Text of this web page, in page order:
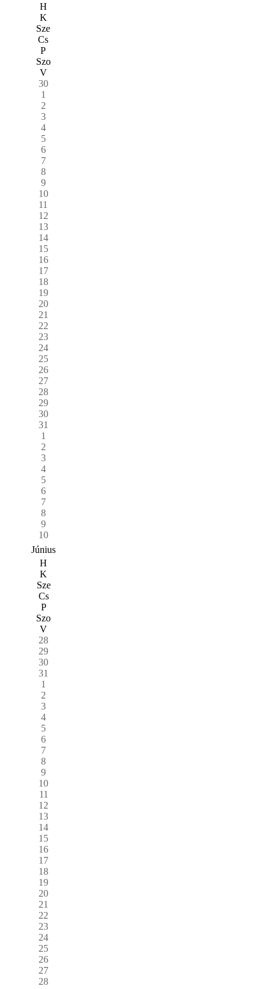
H
K
Sze
Cs
P
Szo
V
30
1
2
3
4
5
6
7
8
9
10
11
12
13
14
15
16
17
18
19
20
21
22
23
24
25
26
27
28
29
30
31
1
2
3
4
5
6
7
8
9
10
Június
H
K
Sze
Cs
P
Szo
V
28
29
30
31
1
2
3
4
5
6
7
8
9
10
11
12
13
14
15
16
17
18
19
20
21
22
23
24
25
26
27
28